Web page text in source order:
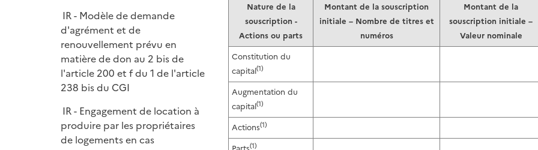
IR - Modèle de demande
d'agrément et de
renouvellement prévu en
matière de don au 2 bis de
l'article 200 et f du 1 de l'article
238 bis du CGI
IR - Engagement de location à
produire par les propriétaires
de logements en cas
Nature de la
souscription -
Actions ou parts
Montant de la souscription
initiale – Nombre de titres et
numéros
Montant de la
souscription initiale –
Valeur nominale
Constitution du
capital(1)
Augmentation du
capital(1)
Actions(1)
(1)